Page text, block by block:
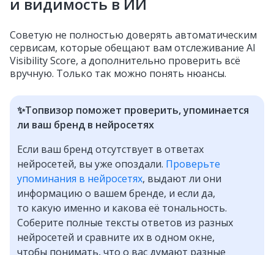
и видимость в ИИ
Советую не полностью доверять автоматическим
сервисам, которые обещают вам отслеживание AI
Visibility Score, а дополнительно проверить всё
вручную. Только так можно понять нюансы.
✨Топвизор поможет проверить, упоминается
ли ваш бренд в нейросетях
Если ваш бренд отсутствует в ответах
нейросетей, вы уже опоздали. Проверьте
упоминания в нейросетях, выдают ли они
информацию о вашем бренде, и если да,
то какую именно и какова её тональность.
Соберите полные тексты ответов из разных
нейросетей и сравните их в одном окне,
чтобы понимать, что о вас думают разные